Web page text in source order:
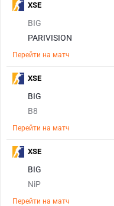
BIG
PARIVISION
Перейти на матч
XSE
BIG
B8
Перейти на матч
XSE
BIG
NiP
Перейти на матч
XSE